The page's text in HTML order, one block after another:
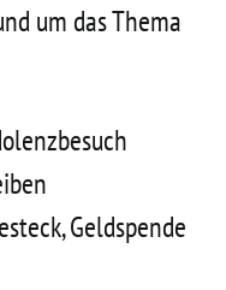
um das Thema
Geldspende